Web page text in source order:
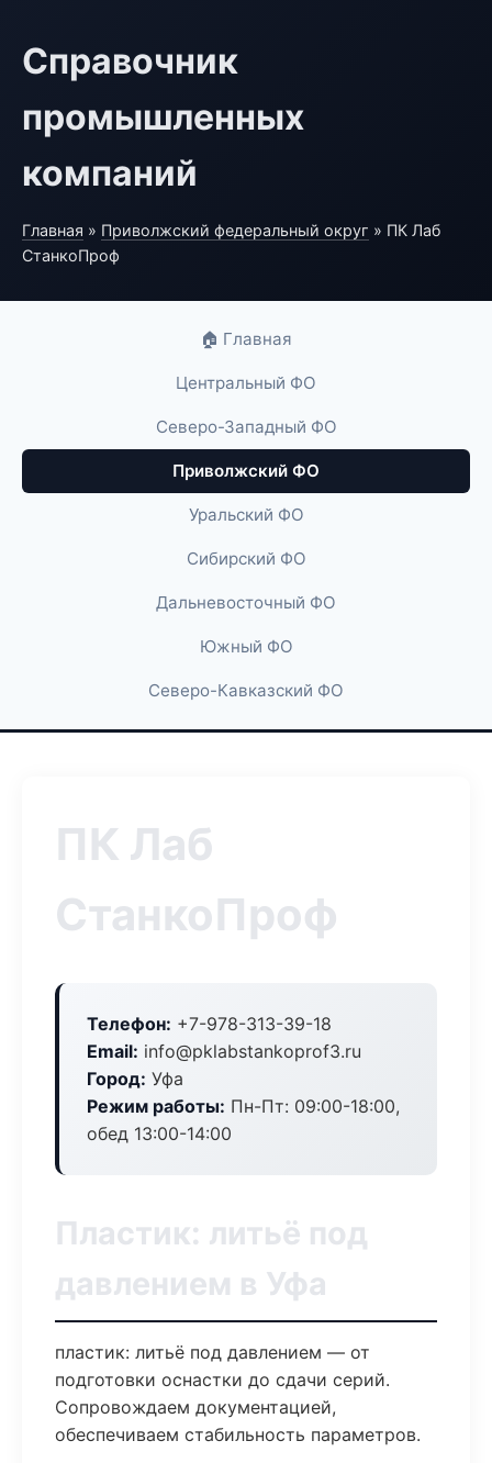
Справочник
промышленных
компаний
Главная » Приволжский федеральный округ » ПК Лаб
СтанкоПроф
🏠 Главная
Центральный ФО
Северо-Западный ФО
Приволжский ФО
Уральский ФО
Сибирский ФО
Дальневосточный ФО
Южный ФО
Северо-Кавказский ФО
ПК Лаб
СтанкоПроф
Телефон: +7-978-313-39-18
Email: info@pklabstankoprof3.ru
Город: Уфа
Режим работы: Пн-Пт: 09:00-18:00,
обед 13:00-14:00
Пластик: литьё под
давлением в Уфа
пластик: литьё под давлением — от
подготовки оснастки до сдачи серий.
Сопровождаем документацией,
обеспечиваем стабильность параметров.